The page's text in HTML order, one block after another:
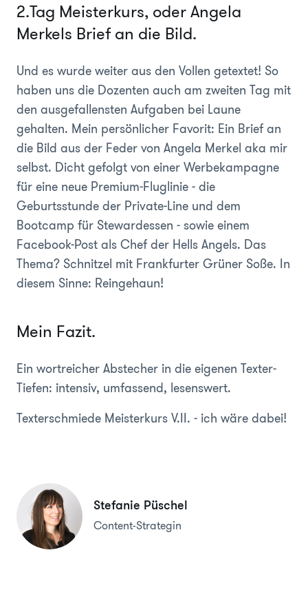
2.Tag Meisterkurs, oder Angela
Merkels Brief an die Bild.
Und es wurde weiter aus den Vollen getextet! So
haben uns die Dozenten auch am zweiten Tag mit
den ausgefallensten Aufgaben bei Laune
gehalten. Mein persönlicher Favorit: Ein Brief an
die Bild aus der Feder von Angela Merkel aka mir
selbst. Dicht gefolgt von einer Werbekampagne
für eine neue Premium-Fluglinie - die
Geburtsstunde der Private-Line und dem
Bootcamp für Stewardessen - sowie einem
Facebook-Post als Chef der Hells Angels. Das
Thema? Schnitzel mit Frankfurter Grüner Soße. In
diesem Sinne: Reingehaun!
Mein Fazit.
Ein wortreicher Abstecher in die eigenen Texter-
Tiefen: intensiv, umfassend, lesenswert.
Texterschmiede Meisterkurs V.II. - ich wäre dabei!
Stefanie Püschel
Content-Strategin